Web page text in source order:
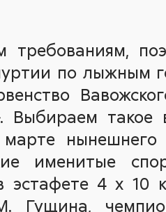
требованиям,
по лыжным
такое
именитые
4 х 10
Гущина,